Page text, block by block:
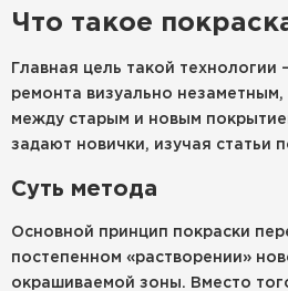
Что такое
Главная цель такой технологии
ремонта визуально незаметным,
между старым и новым
задают новички, изучая статьи
Суть метода
Основной принцип покраски
постепенном «растворении»
окрашиваемой зоны. Вместо